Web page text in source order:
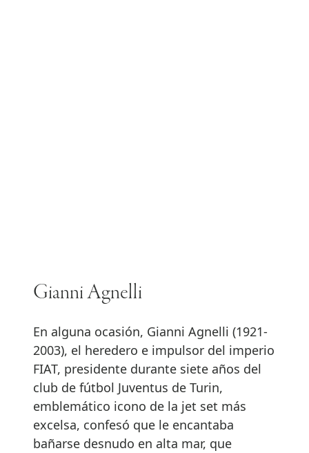
Gianni Agnelli
En alguna ocasión, Gianni Agnelli (1921-
2003), el heredero e impulsor del imperio
FIAT, presidente durante siete años del
club de fútbol Juventus de Turin,
emblemático icono de la jet set más
excelsa, confesó que le encantaba
bañarse desnudo en alta mar, que